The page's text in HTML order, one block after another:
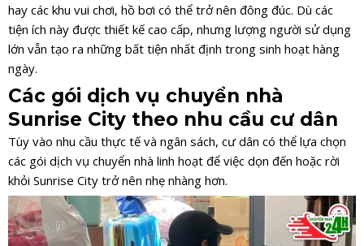
hay các khu vui chơi, hồ bơi có thể trở nên đông đúc. Dù các
tiện ích này được thiết kế cao cấp, nhưng lượng người sử dụng
lớn vẫn tạo ra những bất tiện nhất định trong sinh hoạt hàng
ngày.
Các gói dịch vụ chuyển nhà
Sunrise City theo nhu cầu cư dân
Tùy vào nhu cầu thực tế và ngân sách, cư dân có thể lựa chọn
các gói dịch vụ chuyển nhà linh hoạt để việc dọn đến hoặc rời
khỏi Sunrise City trở nên nhẹ nhàng hơn.